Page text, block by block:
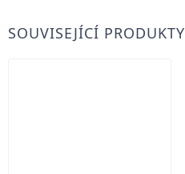
SOUVISEJÍCÍ PRODUKTY